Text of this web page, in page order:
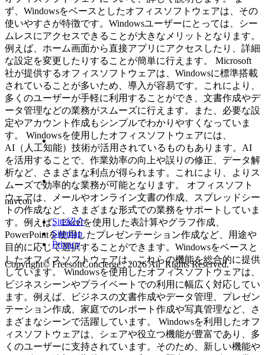
ず、Windowsをベースとしたオフィスソフトウェアは、その
使いやすさが特徴です。Windowsユーザーにとっては、シー
ムレスにアクセスできることが大きなメリットとなります。
例えば、ホーム画面から直接アプリにアクセスしたり、詳細
な設定を変更したりすることが簡単に行えます。 Microsoft
社が提供するオフィスソフトウェアは、Windowsに標準搭載
されていることが多いため、導入が容易です。これにより、
多くのユーザーが手軽に利用することができ、文書作成やデ
ータ管理などの業務がスムーズに行えます。また、必要な設
定やアカウント作成もシンプルでわかりやすくなっていま
す。 Windowsを使用したオフィスソフトウェアには、
AI（人工知能）技術が活用されているものもあります。AI
を活用することで、作業効率の向上や誤りの修正、データ解
析など、さまざまな利点が得られます。これにより、よりス
ムーズで効率的な業務が可能となります。 オフィスソフト
ウェアは、メールやオンライン文書の作成、スプレッドシー
トの作成など、さまざまな形式での業務をサポートしていま
す。例えば、Excelを使用した表計算やグラフ作成、
PowerPointを使用したプレゼンテーション作成など、用途や
目的に応じて選択することができます。Windowsをベースと
したオフィスソフトウェアは、これらの機能を総合的に提供
しています。 Windowsを使用したオフィスソフトウェアは、
ビジネスシーンやプライベートでの利用に幅広く対応してい
ます。例えば、ビジネスの文書作成やデータ管理、プレゼン
テーション作成、家庭でのレポート作成や写真管理など、さ
まざまなシーンで活躍しています。 Windowsを利用したオフ
ィスソフトウェアは、シェアや役立つ機能が豊富であり、多
くのユーザーに支持されています。そのため、新しい機能や
navcon
Site紹介
Sitemap
Privacy
Copyright© FreesoftConcierge , 2026 All Rights Reserved.